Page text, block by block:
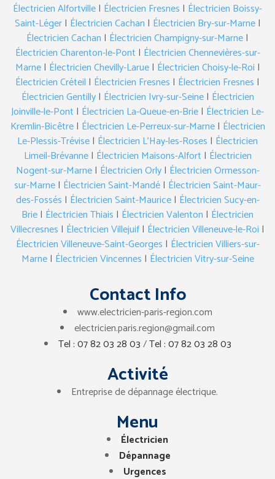
Électricien Alfortville| Électricien Fresnes | Électricien Boissy-
Saint-Léger| Électricien Cachan | Électricien Bry-sur-Marne|
Électricien Cachan | Électricien Champigny-sur-Marne|
Électricien Charenton-le-Pont | Électricien Chennevières-sur-
Marne| Électricien Chevilly-Larue| Électricien Choisy-le-Roi |
Électricien Créteil | Électricien Fresnes | Électricien Fresnes |
Électricien Gentilly| Électricien Ivry-sur-Seine| Électricien
Joinville-le-Pont | Électricien La-Queue-en-Brie| Électricien Le-
Kremlin-Bicêtre| Électricien Le-Perreux-sur-Marne| Électricien
Le-Plessis-Trévise| Électricien L’Hay-les-Roses | Électricien
Limeil-Brévanne| Électricien Maisons-Alfort | Électricien
Nogent-sur-Marne| Électricien Orly| Électricien Ormesson-
sur-Marne| Électricien Saint-Mandé| Électricien Saint-Maur-
des-Fossés | Électricien Saint-Maurice| Électricien Sucy-en-
Brie| Électricien Thiais | Électricien Valenton | Électricien
Villecresnes | Électricien Villejuif| Électricien Villeneuve-le-Roi |
Électricien Villeneuve-Saint-Georges | Électricien Villiers-sur-
Marne| Électricien Vincennes | Électricien Vitry-sur-Seine
Contact Info
www.electricien-paris-region.com
electricien.paris.region@gmail.com
Tel : 07 82 03 28 03/Tel : 07 82 03 28 03
Activité
Entreprise de dépannage électrique.
Menu
Électricien
Dépannage
Urgences